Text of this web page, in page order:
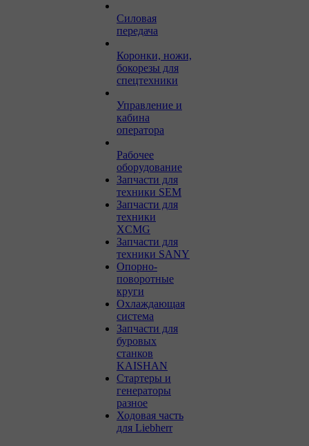
Силовая
передача
Коронки, ножи,
бокорезы для
спецтехники
Управление и
кабина
оператора
Рабочее
оборудование
Запчасти для
техники SEM
Запчасти для
техники
XCMG
Запчасти для
техники SANY
Опорно-
поворотные
круги
Охлаждающая
система
Запчасти для
буровых
станков
KAISHAN
Стартеры и
генераторы
разное
Ходовая часть
для Liebherr